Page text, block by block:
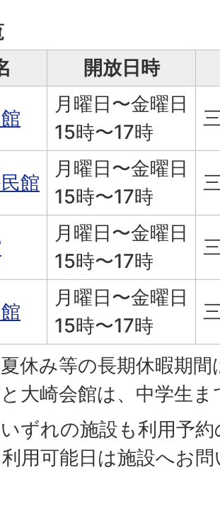
開放日時
月曜日〜金曜日
15時〜17時
館
月曜日〜金曜日
15時〜17時
月曜日〜金曜日
15時〜17時
月曜日〜金曜日
15時〜17時
夏休み等の長期休暇期
大崎会館は、中学生
いずれの施設も利用予
用可能日は施設へお